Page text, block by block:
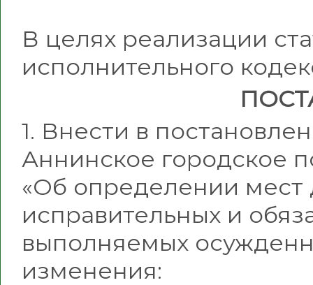
В целях реализации
исполнительного
1. Внести в
Аннинское городское
«Об определении мест
исправительных и
выполняемых
изменения: